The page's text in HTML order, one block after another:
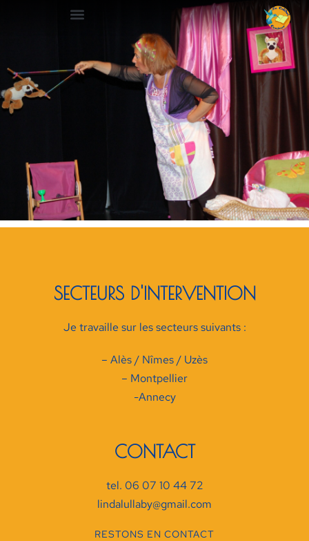
SECTEURS D'INTERVENTION
Je travaille sur les secteurs suivants :
– Alès / Nîmes / Uzès
– Montpellier
-Annecy
CONTACT
tel. 06 07 10 44 72
lindalullaby@gmail.com
RESTONS EN CONTACT